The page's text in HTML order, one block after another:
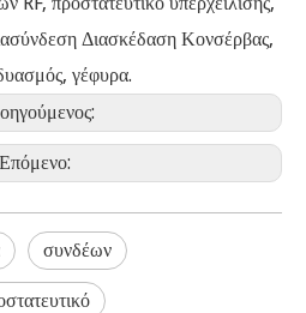
Διασκέδαση Κονσέρβας,
γέφυρα.
Επόμενο:
συνδέων